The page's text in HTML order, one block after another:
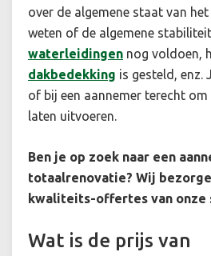
over de algemene staat van
weten of de algemene
waterleidingen nog voldoen,
dakbedekking is gesteld, enz.
of bij een aannemer terecht om
laten uitvoeren.
Ben je op zoek naar een
totaalrenovatie? Wij
kwaliteits-offertes van onze
Wat is de prijs van